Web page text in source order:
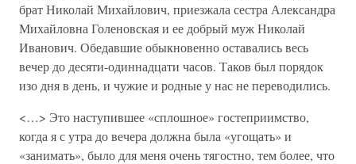
брат Николай Михайлович, приезжала сестра Александра
Михайловна Голеновская и ее добрый муж Николай
Иванович. Обедавшие обыкновенно оставались весь
вечер до десяти-одиннадцати часов. Таков был порядок
изо дня в день, и чужие и родные у нас не переводились.
<…> Это наступившее «сплошное» гостеприимство,
когда я с утра до вечера должна была «угощать» и
«занимать», было для меня очень тягостно, тем более, что